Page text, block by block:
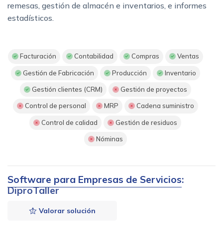
remesas, gestión de almacén e inventarios, e informes
estadísticos.
Facturación Contabilidad Compras Ventas
Gestión de Fabricación Producción Inventario
Gestión clientes (CRM) Gestión de proyectos
Control de personal MRP Cadena suministro
Control de calidad Gestión de residuos
Nóminas
Software para Empresas de Servicios:
DiproTaller
Valorar solución